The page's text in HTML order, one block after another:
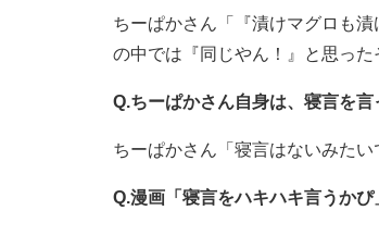
ちーぱかさん「『漬けマグロも
の中では『同じやん！』と思っ
Q.ちーぱかさん自身は、寝言を言
ちーぱかさん「寝言はないみた
Q.漫画「寝言をハキハキ言うか